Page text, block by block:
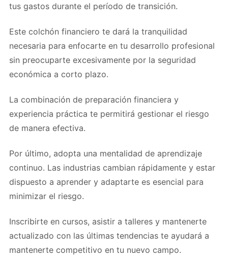
tus gastos durante el período de transición.
Este colchón financiero te dará la tranquilidad
necesaria para enfocarte en tu desarrollo profesional
sin preocuparte excesivamente por la seguridad
económica a corto plazo.
La combinación de preparación financiera y
experiencia práctica te permitirá gestionar el riesgo
de manera efectiva.
Por último, adopta una mentalidad de aprendizaje
continuo. Las industrias cambian rápidamente y estar
dispuesto a aprender y adaptarte es esencial para
minimizar el riesgo.
Inscribirte en cursos, asistir a talleres y mantenerte
actualizado con las últimas tendencias te ayudará a
mantenerte competitivo en tu nuevo campo.